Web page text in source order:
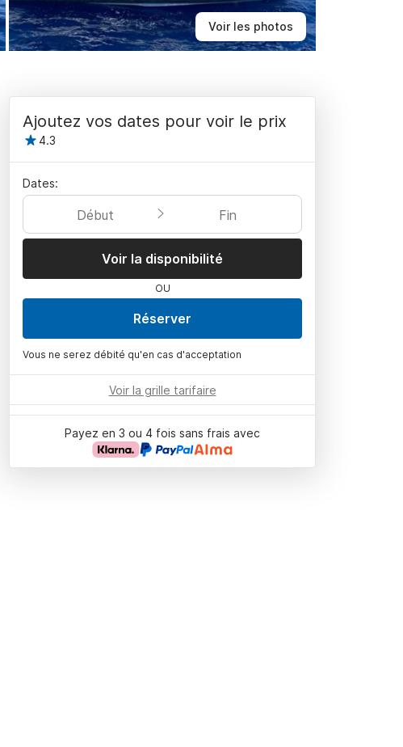
Voir les photos
Ajoutez vos dates pour voir le prix
4.3
Dates:
Début Fin
Voir la disponibilité
OU
Réserver
Vous ne serez débité qu'en cas d'acceptation
Voir la grille tarifaire
Payez en 3 ou 4 fois sans frais avec